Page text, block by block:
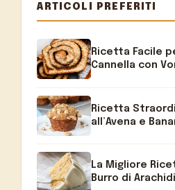
ARTICOLI PREFERITI
Ricetta Facile
Cannella con
Ricetta
all’Avena e
La Migliore
Burro di Arachidi